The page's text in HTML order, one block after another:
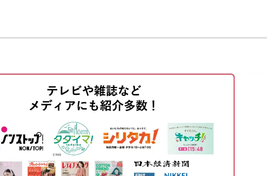
埋める
ーを入れる